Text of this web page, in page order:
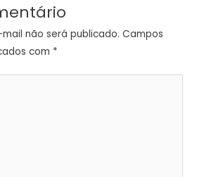
não será publicado. Campos
com *